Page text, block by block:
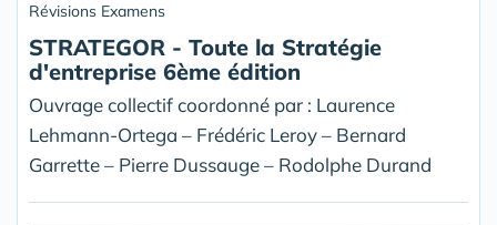
Révisions Examens
STRATEGOR - Toute la Stratégie
d'entreprise 6ème édition
Ouvrage collectif coordonné par : Laurence
Lehmann-Ortega – Frédéric Leroy – Bernard
Garrette – Pierre Dussauge – Rodolphe Durand